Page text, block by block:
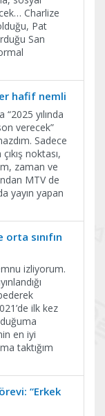
Charlize
Pat
San
hafif nemli
“2025 yılında
verecek”
Sadece
noktası,
zaman ve
MTV de
yayın yapan
sınıfın
izliyorum.
ilk kez
en iyi
taktığım
“Erkek